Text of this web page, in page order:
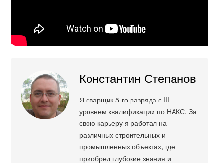
Константин Степанов
Я сварщик 5-го разряда с III
уровнем квалификации по НАКС. За
свою карьеру я работал на
различных строительных и
промышленных объектах, где
приобрел глубокие знания и